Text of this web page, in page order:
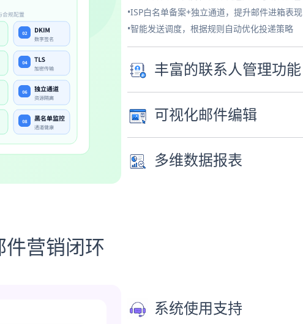
•ISP白名单备案+独立通道，提升邮件进箱表现
•智能发送调度，根据规则自动优化投递策略
丰富的联系人管理功能
可视化邮件编辑
多维数据报表
营销闭环
系统使用支持